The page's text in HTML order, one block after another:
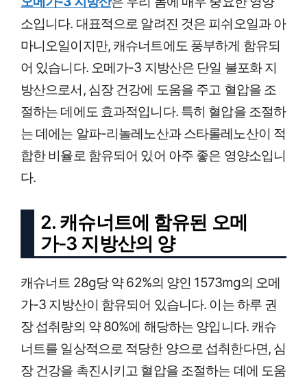
소입니다. 대표적으로 알려진 것은 피쉬오일과 아
마니오일이지만, 캐슈너트에도 풍부하게 함유되
어 있습니다. 오메가-3 지방산은 단일 불포화 지
방산으로서, 심장 건강에 도움을 주고 혈압을 조
절하는 데에도 효과적입니다. 특히 혈압을 조절하
는 데에는 알파-리놀레노산과 스타롤레노산이 적
합한 비율로 함유되어 있어 아주 좋은 영양소입니
다.
2. 캐슈너트에 함유된 오메
가-3 지방산의 양
캐슈너트 28g당 약 62%의 양인 1573mg의 오메
가-3 지방산이 함유되어 있습니다. 이는 하루 권
장 섭취량의 약 80%에 해당하는 양입니다. 캐슈
너트를 일상적으로 적당한 양으로 섭취한다면, 심
장 건강을 촉진시키고 혈압을 조절하는 데에 도움